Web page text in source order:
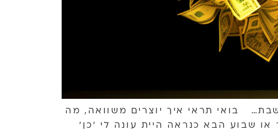
בואי תראי איך יוצרים משוואה, מה
שבוע הבא כנראה היית עונה לי 'כן'